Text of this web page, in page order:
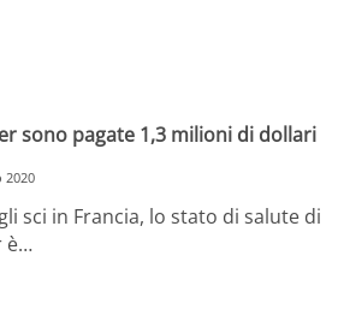
sono pagate 1,3 milioni di dollari
2020
sci in Francia, lo stato di salute di
è…